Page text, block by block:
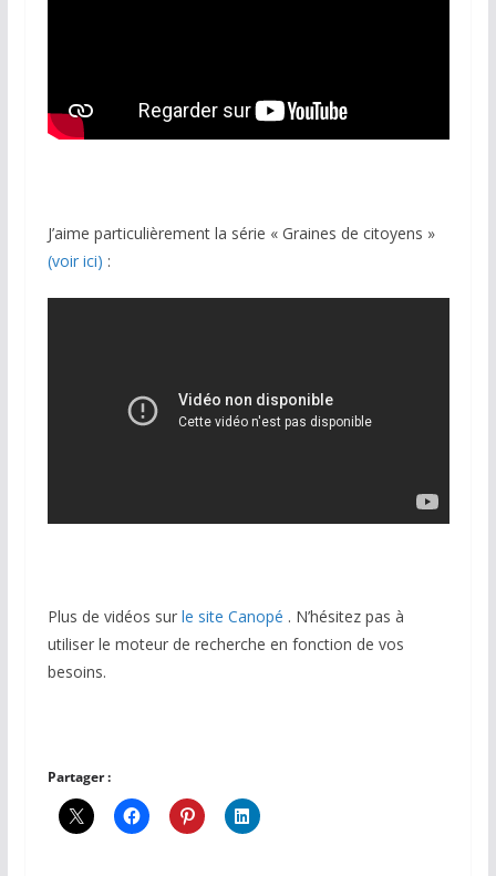
J’aime particulièrement la série « Graines de citoyens »
(voir ici) :
Plus de vidéos sur le site Canopé . N’hésitez pas à
utiliser le moteur de recherche en fonction de vos
besoins.
Partager :